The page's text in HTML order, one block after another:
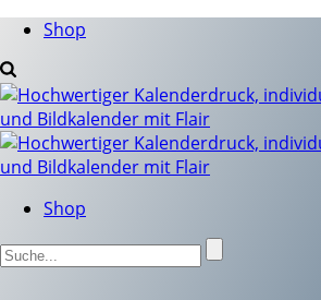
Shop
Shop